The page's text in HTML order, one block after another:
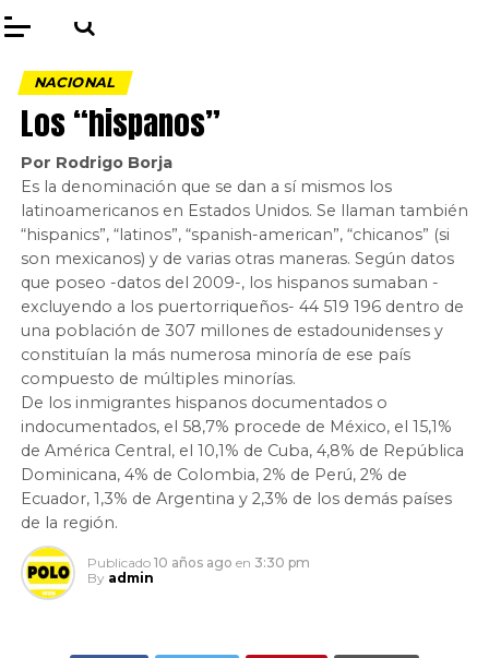
NACIONAL
Los “hispanos”
Por Rodrigo Borja
Es la denominación que se dan a sí mismos los
latinoamericanos en Estados Unidos. Se llaman también
“hispanics”, “latinos”, “spanish-american”, “chicanos” (si
son mexicanos) y de varias otras maneras. Según datos
que poseo -datos del 2009-, los hispanos sumaban -
excluyendo a los puertorriqueños- 44 519 196 dentro de
una población de 307 millones de estadounidenses y
constituían la más numerosa minoría de ese país
compuesto de múltiples minorías.
De los inmigrantes hispanos documentados o
indocumentados, el 58,7% procede de México, el 15,1%
de América Central, el 10,1% de Cuba, 4,8% de República
Dominicana, 4% de Colombia, 2% de Perú, 2% de
Ecuador, 1,3% de Argentina y 2,3% de los demás países
de la región.
Publicado 10 años ago en 3:30 pm
By admin